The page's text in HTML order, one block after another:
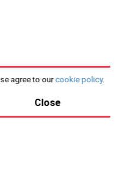
agree to our cookie policy.
Close